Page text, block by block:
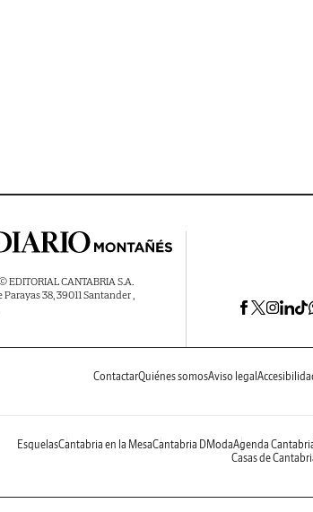
CANTABRIA S.A.
38, 39011 Santander ,
ContactarQuiénes somosAviso legal
EsquelasCantabria en la MesaCantabria DModaAgenda
Casas de